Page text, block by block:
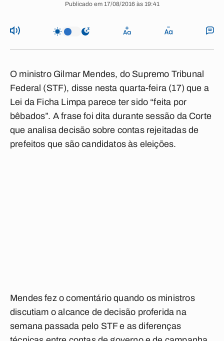
Publicado em 17/08/2016 às 19:41
O ministro Gilmar Mendes, do Supremo Tribunal
Federal (STF), disse nesta quarta-feira (17) que a
Lei da Ficha Limpa parece ter sido “feita por
bêbados”. A frase foi dita durante sessão da Corte
que analisa decisão sobre contas rejeitadas de
prefeitos que são candidatos às eleições.
Mendes fez o comentário quando os ministros
discutiam o alcance de decisão proferida na
semana passada pelo STF e as diferenças